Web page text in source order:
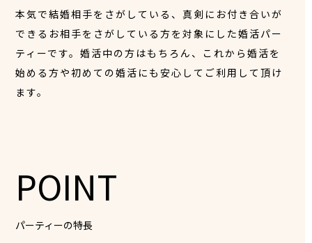
本気で結婚相手をさがしている、真剣にお付き合いが
できるお相手をさがしている方を対象にした婚活パー
ティーです。婚活中の方はもちろん、これから婚活を
始める方や初めての婚活にも安心してご利用して頂け
ます。
POINT
パーティーの特長